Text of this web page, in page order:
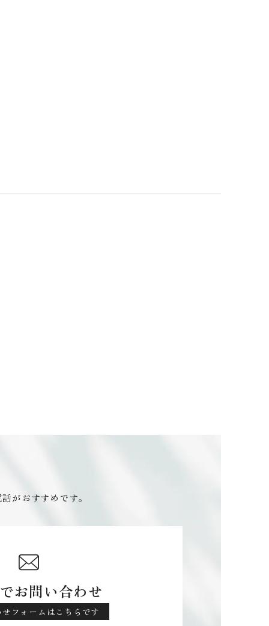
がおすすめです。
お問い合わせ
フォームはこちらです